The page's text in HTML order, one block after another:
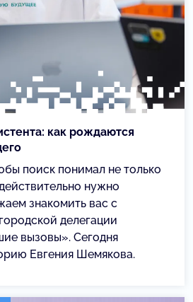
как рождаются
поиск понимал не только
нужно
знакомить вас с
делегации
вызовы». Сегодня
Евгения Шемякова.